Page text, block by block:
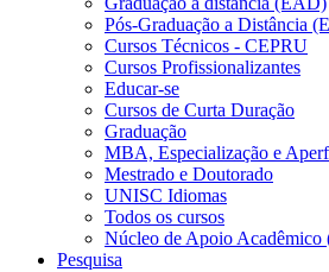
Pós-Graduação a Distância
Cursos Técnicos - CEPRU
Cursos Profissionalizantes
Educar-se
Cursos de Curta Duração
Graduação
MBA, Especialização e
Mestrado e Doutorado
UNISC Idiomas
Todos os cursos
Núcleo de Apoio
Pesquisa